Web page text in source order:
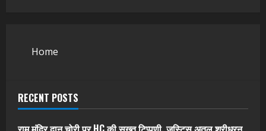
Home
RECENT POSTS